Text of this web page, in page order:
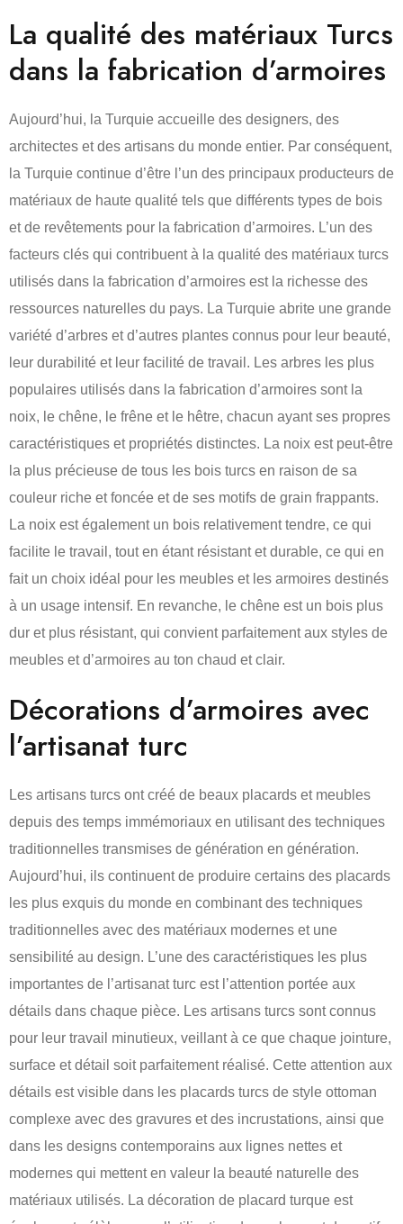
La qualité des matériaux Turcs
dans la fabrication d’armoires
Aujourd’hui, la Turquie accueille des designers, des
architectes et des artisans du monde entier. Par conséquent,
la Turquie continue d’être l’un des principaux producteurs de
matériaux de haute qualité tels que différents types de bois
et de revêtements pour la fabrication d’armoires. L’un des
facteurs clés qui contribuent à la qualité des matériaux turcs
utilisés dans la fabrication d’armoires est la richesse des
ressources naturelles du pays. La Turquie abrite une grande
variété d’arbres et d’autres plantes connus pour leur beauté,
leur durabilité et leur facilité de travail. Les arbres les plus
populaires utilisés dans la fabrication d’armoires sont la
noix, le chêne, le frêne et le hêtre, chacun ayant ses propres
caractéristiques et propriétés distinctes. La noix est peut-être
la plus précieuse de tous les bois turcs en raison de sa
couleur riche et foncée et de ses motifs de grain frappants.
La noix est également un bois relativement tendre, ce qui
facilite le travail, tout en étant résistant et durable, ce qui en
fait un choix idéal pour les meubles et les armoires destinés
à un usage intensif. En revanche, le chêne est un bois plus
dur et plus résistant, qui convient parfaitement aux styles de
meubles et d’armoires au ton chaud et clair.
Décorations d’armoires avec
l’artisanat turc
Les artisans turcs ont créé de beaux placards et meubles
depuis des temps immémoriaux en utilisant des techniques
traditionnelles transmises de génération en génération.
Aujourd’hui, ils continuent de produire certains des placards
les plus exquis du monde en combinant des techniques
traditionnelles avec des matériaux modernes et une
sensibilité au design. L’une des caractéristiques les plus
importantes de l’artisanat turc est l’attention portée aux
détails dans chaque pièce. Les artisans turcs sont connus
pour leur travail minutieux, veillant à ce que chaque jointure,
surface et détail soit parfaitement réalisé. Cette attention aux
détails est visible dans les placards turcs de style ottoman
complexe avec des gravures et des incrustations, ainsi que
dans les designs contemporains aux lignes nettes et
modernes qui mettent en valeur la beauté naturelle des
matériaux utilisés. La décoration de placard turque est